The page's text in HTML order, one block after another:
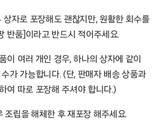
상자로 포장해도 괜찮지만, 원활한 회수를
반품]이라고 반드시 적어주세요.
이 여러 개인 경우, 하나의 상자에 같이
가 가능합니다. (단, 판매자 배송 상품과
여 따로 포장해 주셔야 합니다.)
조립을 해체한 후 재포장 해주세요.